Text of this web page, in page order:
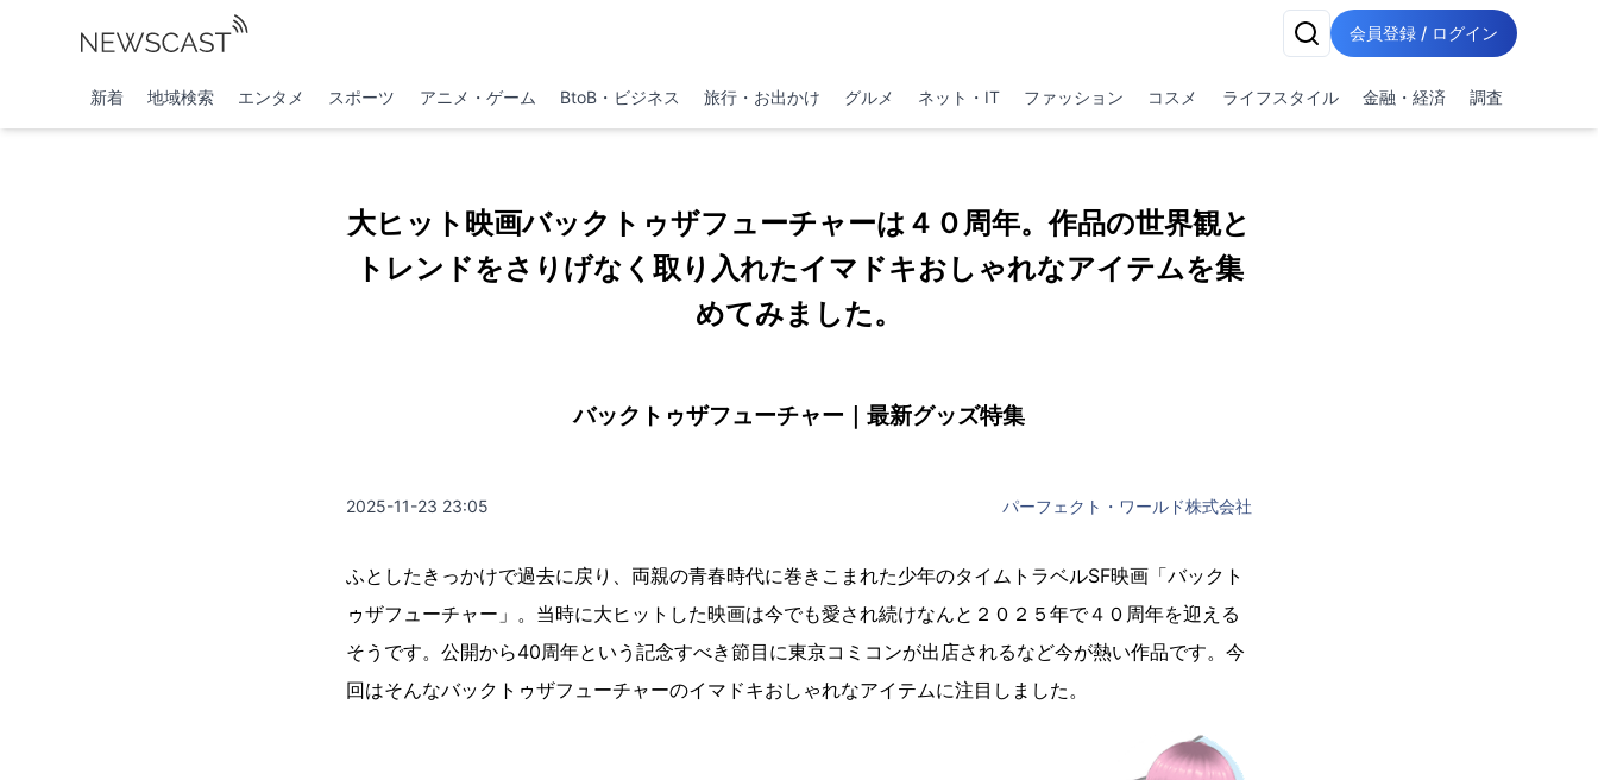
会員登録 / ログイン
新着 地域検索 エンタメ スポーツ アニメ・ゲーム BtoB・ビジネス 旅行・お出かけ グルメ ネット・IT ファッション コスメ ライフスタイル 金融・経済 調査
大ヒット映画バックトゥザフューチャーは４０周年。作品の世界観と
トレンドをさりげなく取り入れたイマドキおしゃれなアイテムを集
めてみました。
バックトゥザフューチャー｜最新グッズ特集
2025-11-23 23:05 パーフェクト・ワールド株式会社
ふとしたきっかけで過去に戻り、両親の青春時代に巻きこまれた少年のタイムトラベルSF映画「バックト
ゥザフューチャー」。当時に大ヒットした映画は今でも愛され続けなんと２０２５年で４０周年を迎える
そうです。公開から40周年という記念すべき節目に東京コミコンが出店されるなど今が熱い作品です。今
回はそんなバックトゥザフューチャーのイマドキおしゃれなアイテムに注目しました。